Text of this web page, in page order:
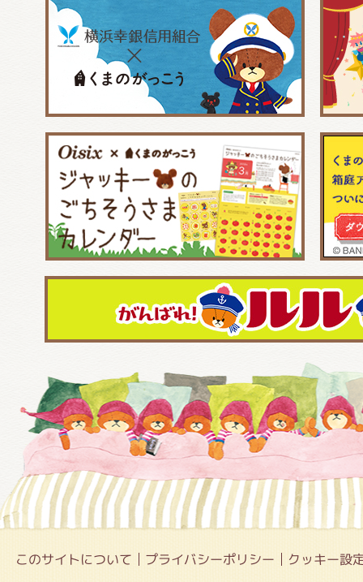
このサイトについて プライバシーポリシー クッキー設